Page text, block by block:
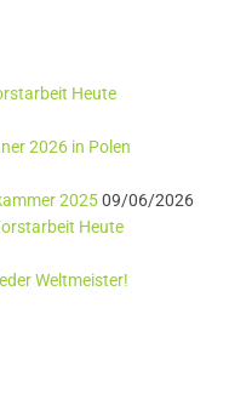
Heute
2026 in Polen
202509/06/2026
Heute
Weltmeister!